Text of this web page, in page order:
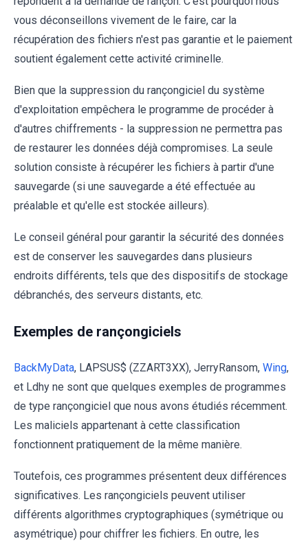
vous déconseillons vivement de le faire, car la
récupération des fichiers n'est pas garantie et le paiement
soutient également cette activité criminelle.
Bien que la suppression du rançongiciel du système
d'exploitation empêchera le programme de procéder à
d'autres chiffrements - la suppression ne permettra pas
de restaurer les données déjà compromises. La seule
solution consiste à récupérer les fichiers à partir d'une
sauvegarde (si une sauvegarde a été effectuée au
préalable et qu'elle est stockée ailleurs).
Le conseil général pour garantir la sécurité des données
est de conserver les sauvegardes dans plusieurs
endroits différents, tels que des dispositifs de stockage
débranchés, des serveurs distants, etc.
Exemples de rançongiciels
BackMyData, LAPSUS$ (ZZART3XX), JerryRansom, Wing,
et Ldhy ne sont que quelques exemples de programmes
de type rançongiciel que nous avons étudiés récemment.
Les maliciels appartenant à cette classification
fonctionnent pratiquement de la même manière.
Toutefois, ces programmes présentent deux différences
significatives. Les rançongiciels peuvent utiliser
différents algorithmes cryptographiques (symétrique ou
asymétrique) pour chiffrer les fichiers. En outre, les